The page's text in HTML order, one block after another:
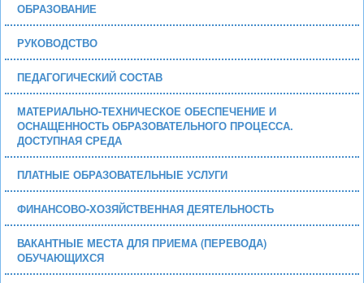
ОБРАЗОВАНИЕ
РУКОВОДСТВО
ПЕДАГОГИЧЕСКИЙ СОСТАВ
МАТЕРИАЛЬНО-ТЕХНИЧЕСКОЕ ОБЕСПЕЧЕНИЕ И
ОСНАЩЕННОСТЬ ОБРАЗОВАТЕЛЬНОГО ПРОЦЕССА.
ДОСТУПНАЯ СРЕДА
ПЛАТНЫЕ ОБРАЗОВАТЕЛЬНЫЕ УСЛУГИ
ФИНАНСОВО-ХОЗЯЙСТВЕННАЯ ДЕЯТЕЛЬНОСТЬ
ВАКАНТНЫЕ МЕСТА ДЛЯ ПРИЕМА (ПЕРЕВОДА)
ОБУЧАЮЩИХСЯ